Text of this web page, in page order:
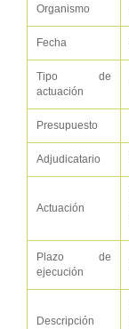
Organismo
Fecha
Tipo de
actuación
Presupuesto
Adjudicatario
Actuación
Plazo de
ejecución
Descripción